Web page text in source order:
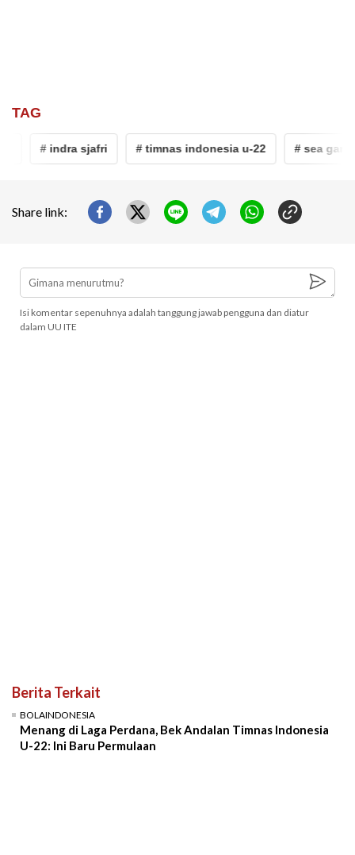
TAG
# indra sjafri # timnas indonesia u-22 # sea games
Share link:
Isi komentar sepenuhnya adalah tanggung jawab pengguna dan diatur
dalam UU ITE
Berita Terkait
BOLAINDONESIA
Menang di Laga Perdana, Bek Andalan Timnas Indonesia
U-22: Ini Baru Permulaan